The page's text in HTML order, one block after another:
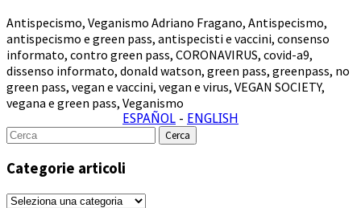
Antispecismo, Veganismo Adriano Fragano, Antispecismo,
antispecismo e green pass, antispecisti e vaccini, consenso
informato, contro green pass, CORONAVIRUS, covid-a9,
dissenso informato, donald watson, green pass, greenpass, no
green pass, vegan e vaccini, vegan e virus, VEGAN SOCIETY,
vegana e green pass, Veganismo
ESPAÑOL - ENGLISH
Cerca
per:
Categorie articoli
Categorie